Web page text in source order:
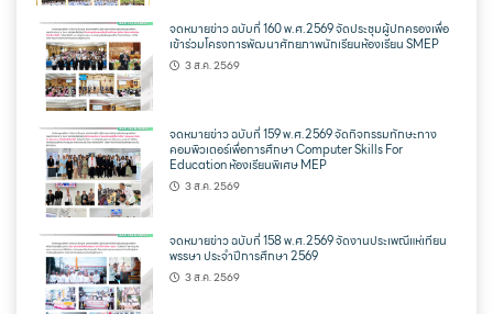
จดหมายข่าว ฉบับที่ 160 พ.ศ.2569 จัดประชุมผู้ปกครองเพื่อ
เข้าร่วมโครงการพัฒนาศักยภาพนักเรียนห้องเรียน SMEP
3 ส.ค. 2569
จดหมายข่าว ฉบับที่ 159 พ.ศ.2569 จัดกิจกรรมทักษะทาง
คอมพิวเตอร์เพื่อการศึกษา Computer Skills For
Education ห้องเรียนพิเศษ MEP
3 ส.ค. 2569
จดหมายข่าว ฉบับที่ 158 พ.ศ.2569 จัดงานประเพณีแห่เทียน
พรรษา ประจำปีการศึกษา 2569
3 ส.ค. 2569